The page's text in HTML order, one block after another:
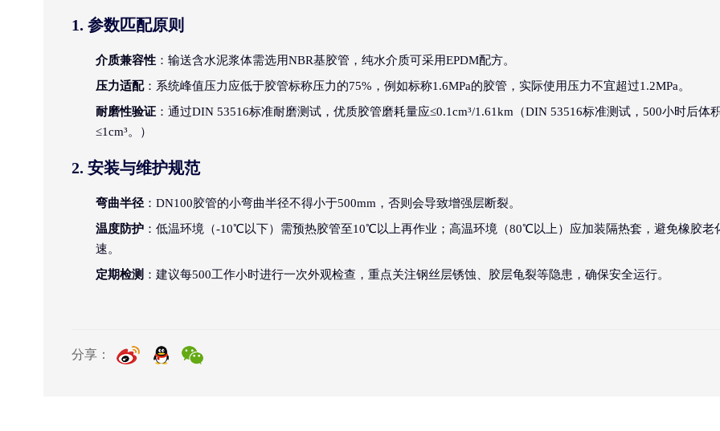
1. 参数匹配原则
介质兼容性：输送含水泥浆体需选用NBR基胶管，纯水介质可采用EPDM配方。
压力适配：系统峰值压力应低于胶管标称压力的75%，例如标称1.6MPa的胶管，实际使用压力不宜超过1.2MPa。
耐磨性验证：通过DIN 53516标准耐磨测试，优质胶管磨耗量应≤0.1cm³/1.61km（DIN 53516标准测试，500小时后体
≤1cm³。）
2. 安装与维护规范
弯曲半径：DN100胶管的小弯曲半径不得小于500mm，否则会导致增强层断裂。
温度防护：低温环境（-10℃以下）需预热胶管至10℃以上再作业；高温环境（80℃以上）应加装隔热套，避免橡胶老
速。
定期检测 ：建议每500工作小时进行一次外观检查，重点关注钢丝层锈蚀、胶层龟裂等隐患，确保安全运行。
分享：